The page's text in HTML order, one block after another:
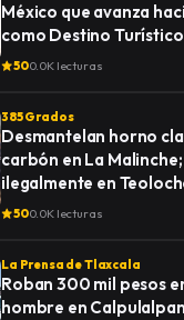
México que avanza
como Destino
500.0K lecturas
385 Grados
Desmantelan horno
carbón en La
ilegalmente en
500.0K lecturas
La Prensa de Tlaxcala
Roban 300 mil pesos
hombre en